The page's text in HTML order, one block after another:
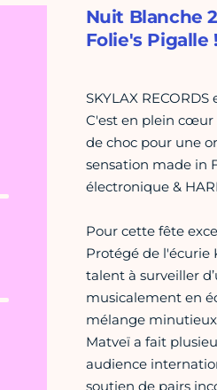
Nuit Blanche
Folie's Pigalle !
SKYLAX
C'est en plein cœur
de choc pour une
sensation made in
électronique &
Pour cette fête
Protégé de l'écurie
talent à surveiller
musicalement en
mélange
Matveï a fait
audience
soutien de pairs